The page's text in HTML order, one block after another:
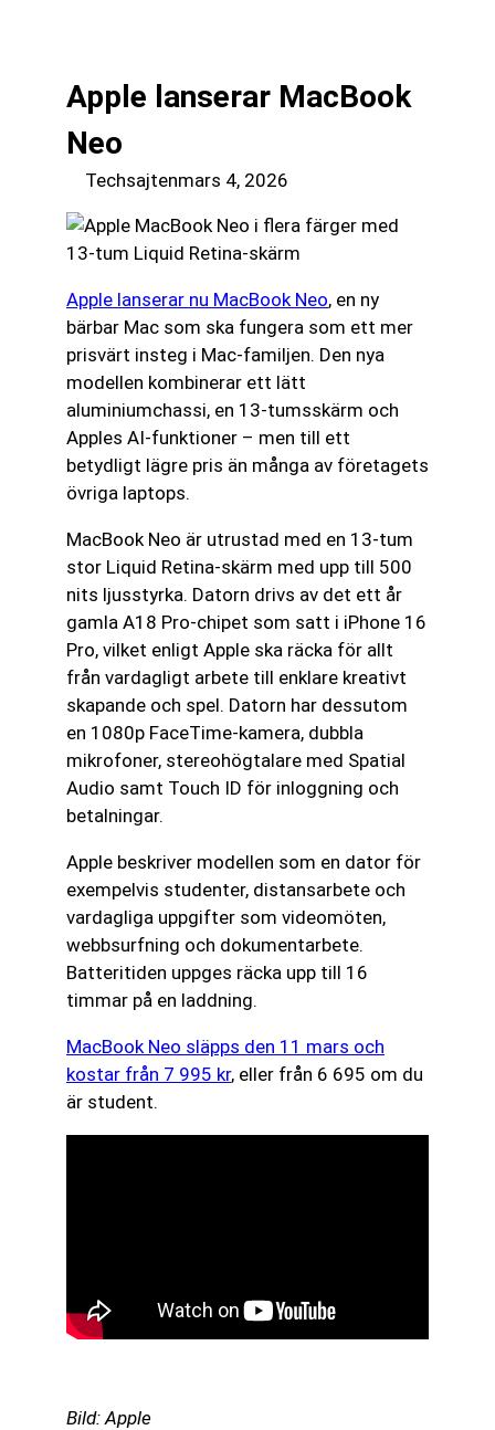
Apple lanserar MacBook
Neo
Techsajtenmars 4, 2026
Apple lanserar nu MacBook Neo, en ny
bärbar Mac som ska fungera som ett mer
prisvärt insteg i Mac-familjen. Den nya
modellen kombinerar ett lätt
aluminiumchassi, en 13-tumsskärm och
Apples AI-funktioner – men till ett
betydligt lägre pris än många av företagets
övriga laptops.
MacBook Neo är utrustad med en 13-tum
stor Liquid Retina-skärm med upp till 500
nits ljusstyrka. Datorn drivs av det ett år
gamla A18 Pro-chipet som satt i iPhone 16
Pro, vilket enligt Apple ska räcka för allt
från vardagligt arbete till enklare kreativt
skapande och spel. Datorn har dessutom
en 1080p FaceTime-kamera, dubbla
mikrofoner, stereohögtalare med Spatial
Audio samt Touch ID för inloggning och
betalningar.
Apple beskriver modellen som en dator för
exempelvis studenter, distansarbete och
vardagliga uppgifter som videomöten,
webbsurfning och dokumentarbete.
Batteritiden uppges räcka upp till 16
timmar på en laddning.
MacBook Neo släpps den 11 mars och
kostar från 7 995 kr, eller från 6 695 om du
är student.
Bild: Apple